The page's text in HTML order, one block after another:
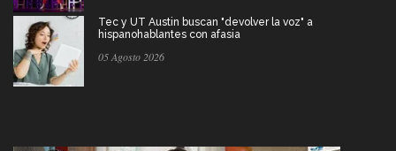
Tec y UT Austin buscan "devolver la voz" a
hispanohablantes con afasia
05 Agosto 2026